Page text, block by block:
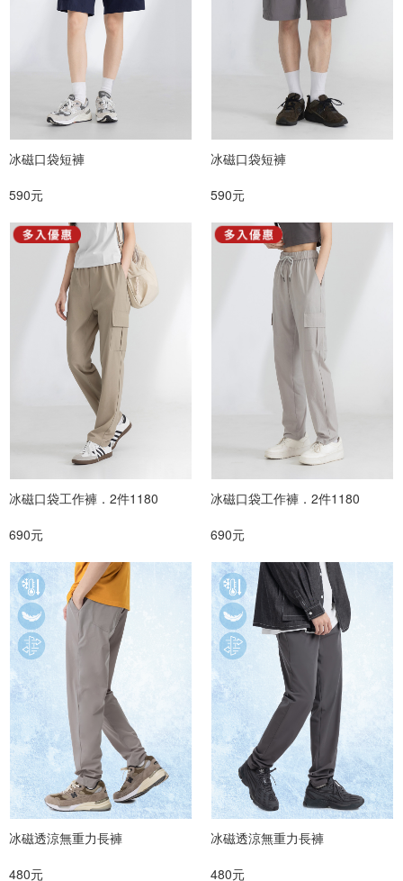
冰磁口袋短褲
590元
冰磁口袋短褲
590元
冰磁口袋工作褲．2件1180
690元
冰磁口袋工作褲．2件1180
690元
冰磁透涼無重力長褲
480元
冰磁透涼無重力長褲
480元